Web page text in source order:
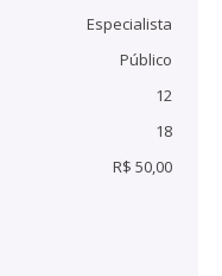
Especialista
Público
12
18
R$ 50,00